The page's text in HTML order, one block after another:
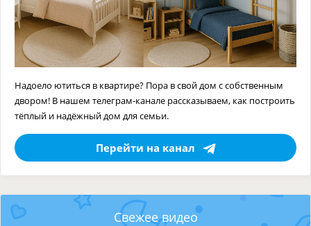
Надоело ютиться в квартире? Пора в свой дом с собственным
двором! В нашем телеграм-канале рассказываем, как построить
тёплый и надёжный дом для семьи.
Перейти на канал
Свежее видео